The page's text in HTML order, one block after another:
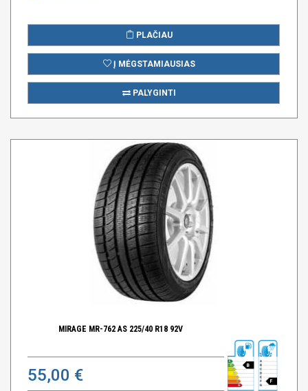
PLAČIAU
Į MĖGSTAMIAUSIAS
PALYGINTI
MIRAGE MR-762 AS 225/40 R18 92V
55,00 €
B
F